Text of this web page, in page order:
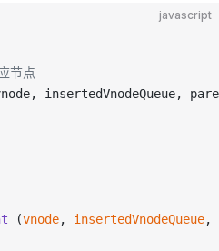
javascript
节点
insertedVnodeQueue,
(vnode, insertedVnodeQueue,